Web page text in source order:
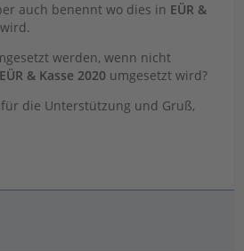
auch benennt wo dies in EÜR &
werden, wenn nicht
EÜR & Kasse 2020 umgesetzt wird?
die Unterstützung und Gruß,